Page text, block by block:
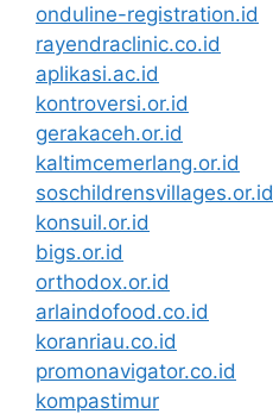
onduline-registration.id
rayendraclinic.co.id
aplikasi.ac.id
kontroversi.or.id
gerakaceh.or.id
kaltimcemerlang.or.id
soschildrensvillages.or.id
konsuil.or.id
bigs.or.id
orthodox.or.id
arlaindofood.co.id
koranriau.co.id
promonavigator.co.id
kompastimur